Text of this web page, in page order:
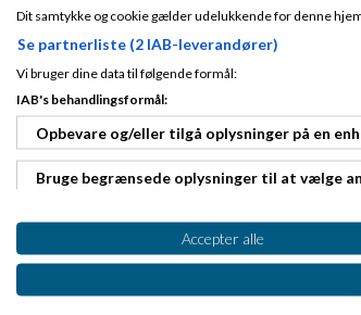
Tilmeldt 9. Sep
13
Indlæg ialt:92
Dit samtykke og cookie gælder udelukkende for denne
Se partnerliste (2 IAB-leverandører)
Vi bruger dine data til følgende formål:
IAB's behandlingsformål:
Opbevare og/eller tilgå oplysninger på en
Bruge begrænsede oplysninger til at vælge
Oprette profiler til tilpasset annoncering
Bruge profiler til at vælge tilpasset
Accepter alle